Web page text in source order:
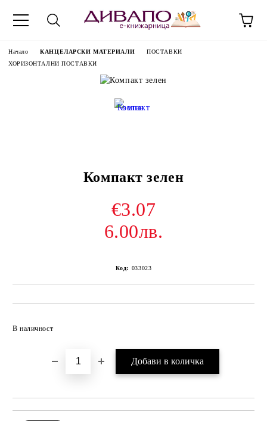
Начало КАНЦЕЛАРСКИ МАТЕРИАЛИ
ПОСТАВКИ
ХОРИЗОНТАЛНИ ПОСТАВКИ
Компакт зелен
€3.07
6.00лв.
Код: 033023
В наличност